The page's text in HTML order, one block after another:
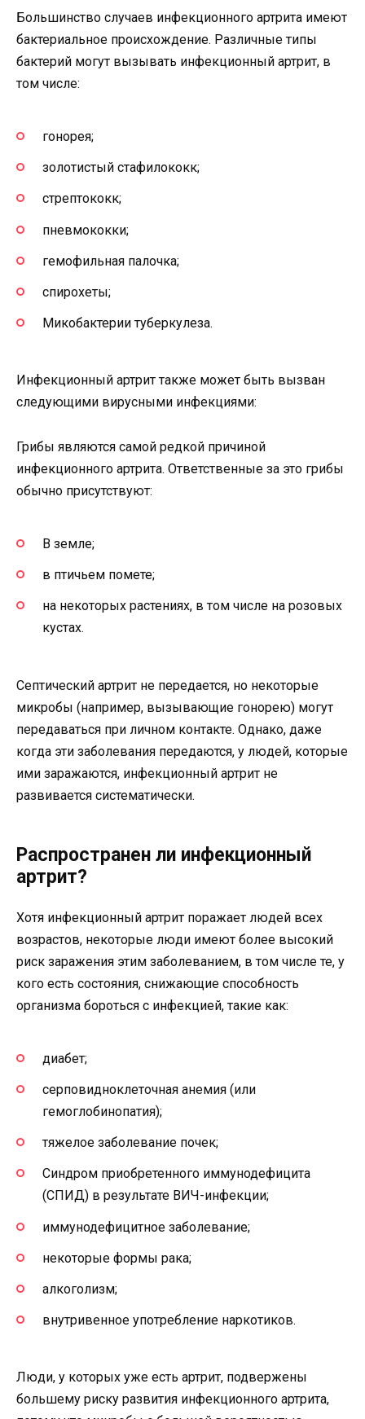
Большинство случаев инфекционного артрита имеют
бактериальное происхождение. Различные типы
бактерий могут вызывать инфекционный артрит, в
том числе:
гонорея;
золотистый стафилококк;
стрептококк;
пневмококки;
гемофильная палочка;
спирохеты;
Микобактерии туберкулеза.
Инфекционный артрит также может быть вызван
следующими вирусными инфекциями:
Грибы являются самой редкой причиной
инфекционного артрита. Ответственные за это грибы
обычно присутствуют:
В земле;
в птичьем помете;
на некоторых растениях, в том числе на розовых
кустах.
Септический артрит не передается, но некоторые
микробы (например, вызывающие гонорею) могут
передаваться при личном контакте. Однако, даже
когда эти заболевания передаются, у людей, которые
ими заражаются, инфекционный артрит не
развивается систематически.
Распространен ли инфекционный
артрит?
Хотя инфекционный артрит поражает людей всех
возрастов, некоторые люди имеют более высокий
риск заражения этим заболеванием, в том числе те, у
кого есть состояния, снижающие способность
организма бороться с инфекцией, такие как:
диабет;
серповидноклеточная анемия (или
гемоглобинопатия);
тяжелое заболевание почек;
Синдром приобретенного иммунодефицита
(СПИД) в результате ВИЧ-инфекции;
иммунодефицитное заболевание;
некоторые формы рака;
алкоголизм;
внутривенное употребление наркотиков.
Люди, у которых уже есть артрит, подвержены
большему риску развития инфекционного артрита,